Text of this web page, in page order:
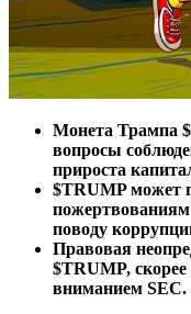
Монета Трампа
вопросы
прироста
$TRUMP может
поводу
Правовая
$TRUMP, скорее
вниманием SEC.